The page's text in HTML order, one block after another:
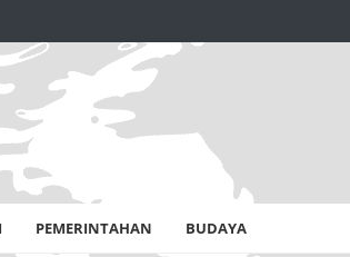
PEMERINTAHAN BUDAYA